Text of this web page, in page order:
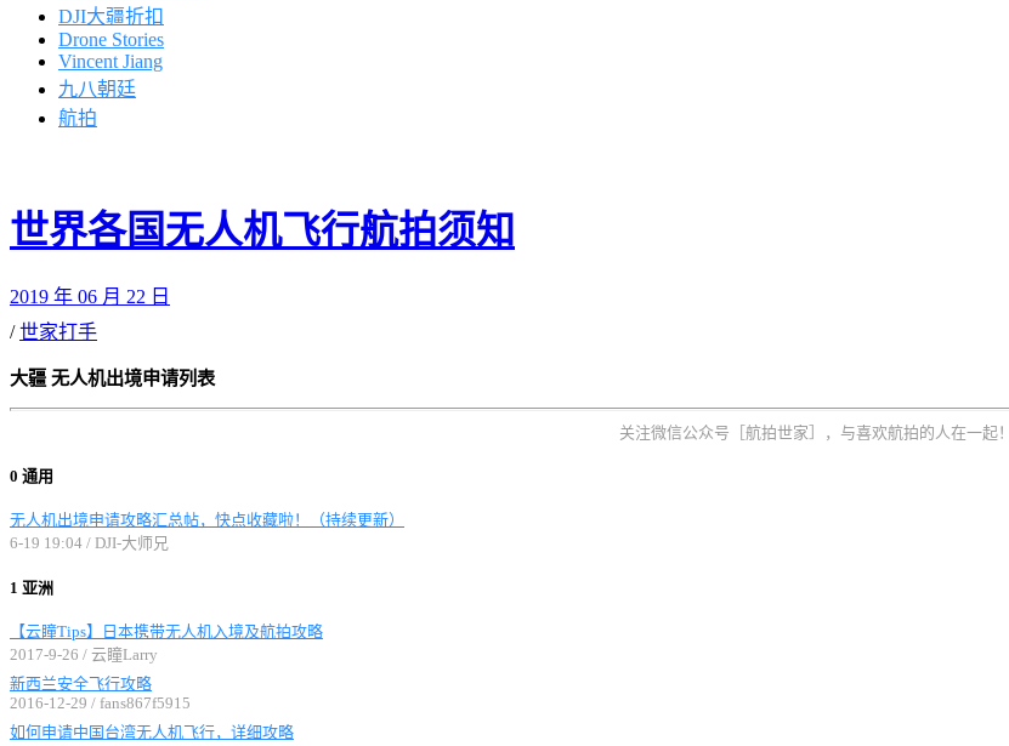
DJI大疆折扣
Drone Stories
Vincent Jiang
九八朝廷
航拍
世界各国无人机飞行航拍须知
2019 年 06 月 22 日
/世家打手
大疆 无人机出境申请列表
关注微信公众号［航拍世家］，与喜欢航拍的人在一起！
0 通用
无人机出境申请攻略汇总帖，快点收藏啦！（持续更新）
6-19 19:04 / DJI-大师兄
1 亚洲
【云瞳Tips】日本携带无人机入境及航拍攻略
2017-9-26 / 云瞳Larry
新西兰安全飞行攻略
2016-12-29 / fans867f5915
如何申请中国台湾无人机飞行，详细攻略